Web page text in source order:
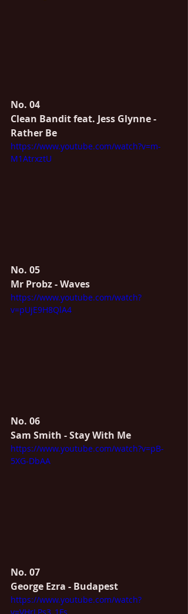
No. 04
Clean Bandit feat. Jess Glynne -
Rather Be
https://www.youtube.com/watch?v=m-
M1AtrxztU
No. 05
Mr Probz - Waves
https://www.youtube.com/watch?
v=pUjE9H8QlA4
No. 06
Sam Smith - Stay With Me
https://www.youtube.com/watch?v=pB-
5XG-DbAA
No. 07
George Ezra - Budapest
https://www.youtube.com/watch?
v=VHrLPs3_1Fs